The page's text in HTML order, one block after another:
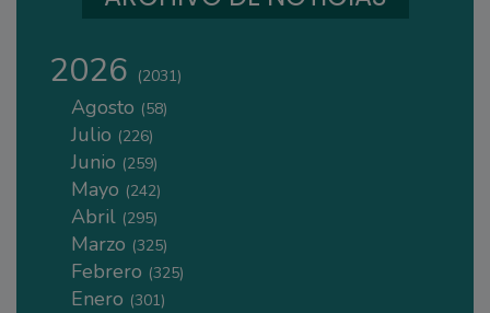
2026 (2031)
Agosto (58)
Julio (226)
Junio (259)
Mayo (242)
Abril (295)
Marzo (325)
Febrero (325)
Enero (301)